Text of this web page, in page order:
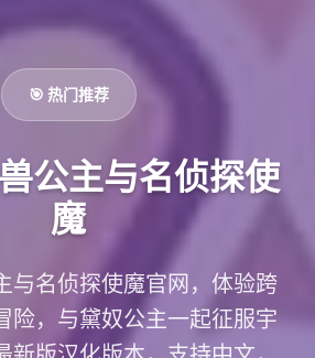
🎯 热门推荐
公主与名侦探使
魔
与名侦探使魔官网，体验跨
险，与黛奴公主一起征服宇